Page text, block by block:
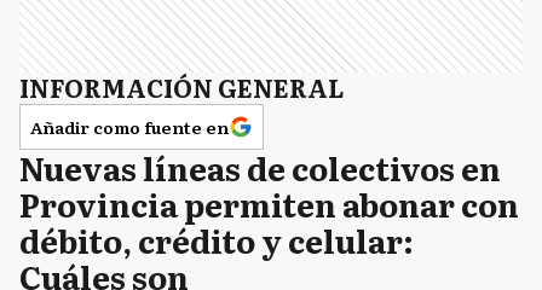
INFORMACIÓN GENERAL
Añadir como fuente en
Nuevas líneas de colectivos en
Provincia permiten abonar con
débito, crédito y celular:
Cuáles son